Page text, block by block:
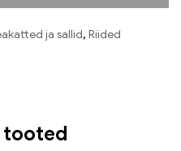
ja sallid, Riided
tooted